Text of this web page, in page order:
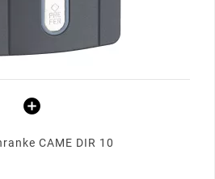
CAME DIR 10